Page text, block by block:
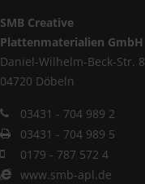
SMB Creative
Plattenmaterialien GmbH
Daniel-Wilhelm-Beck-Str. 8
04720 Döbeln
03431 - 704 989 2
03431 - 704 989 5
0179 - 787 572 4
www.smb-apl.de